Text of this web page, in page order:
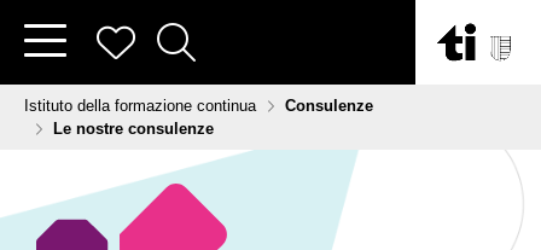
Tu sei qui:
Istituto della formazione continua
Consulenze
Le nostre consulenze